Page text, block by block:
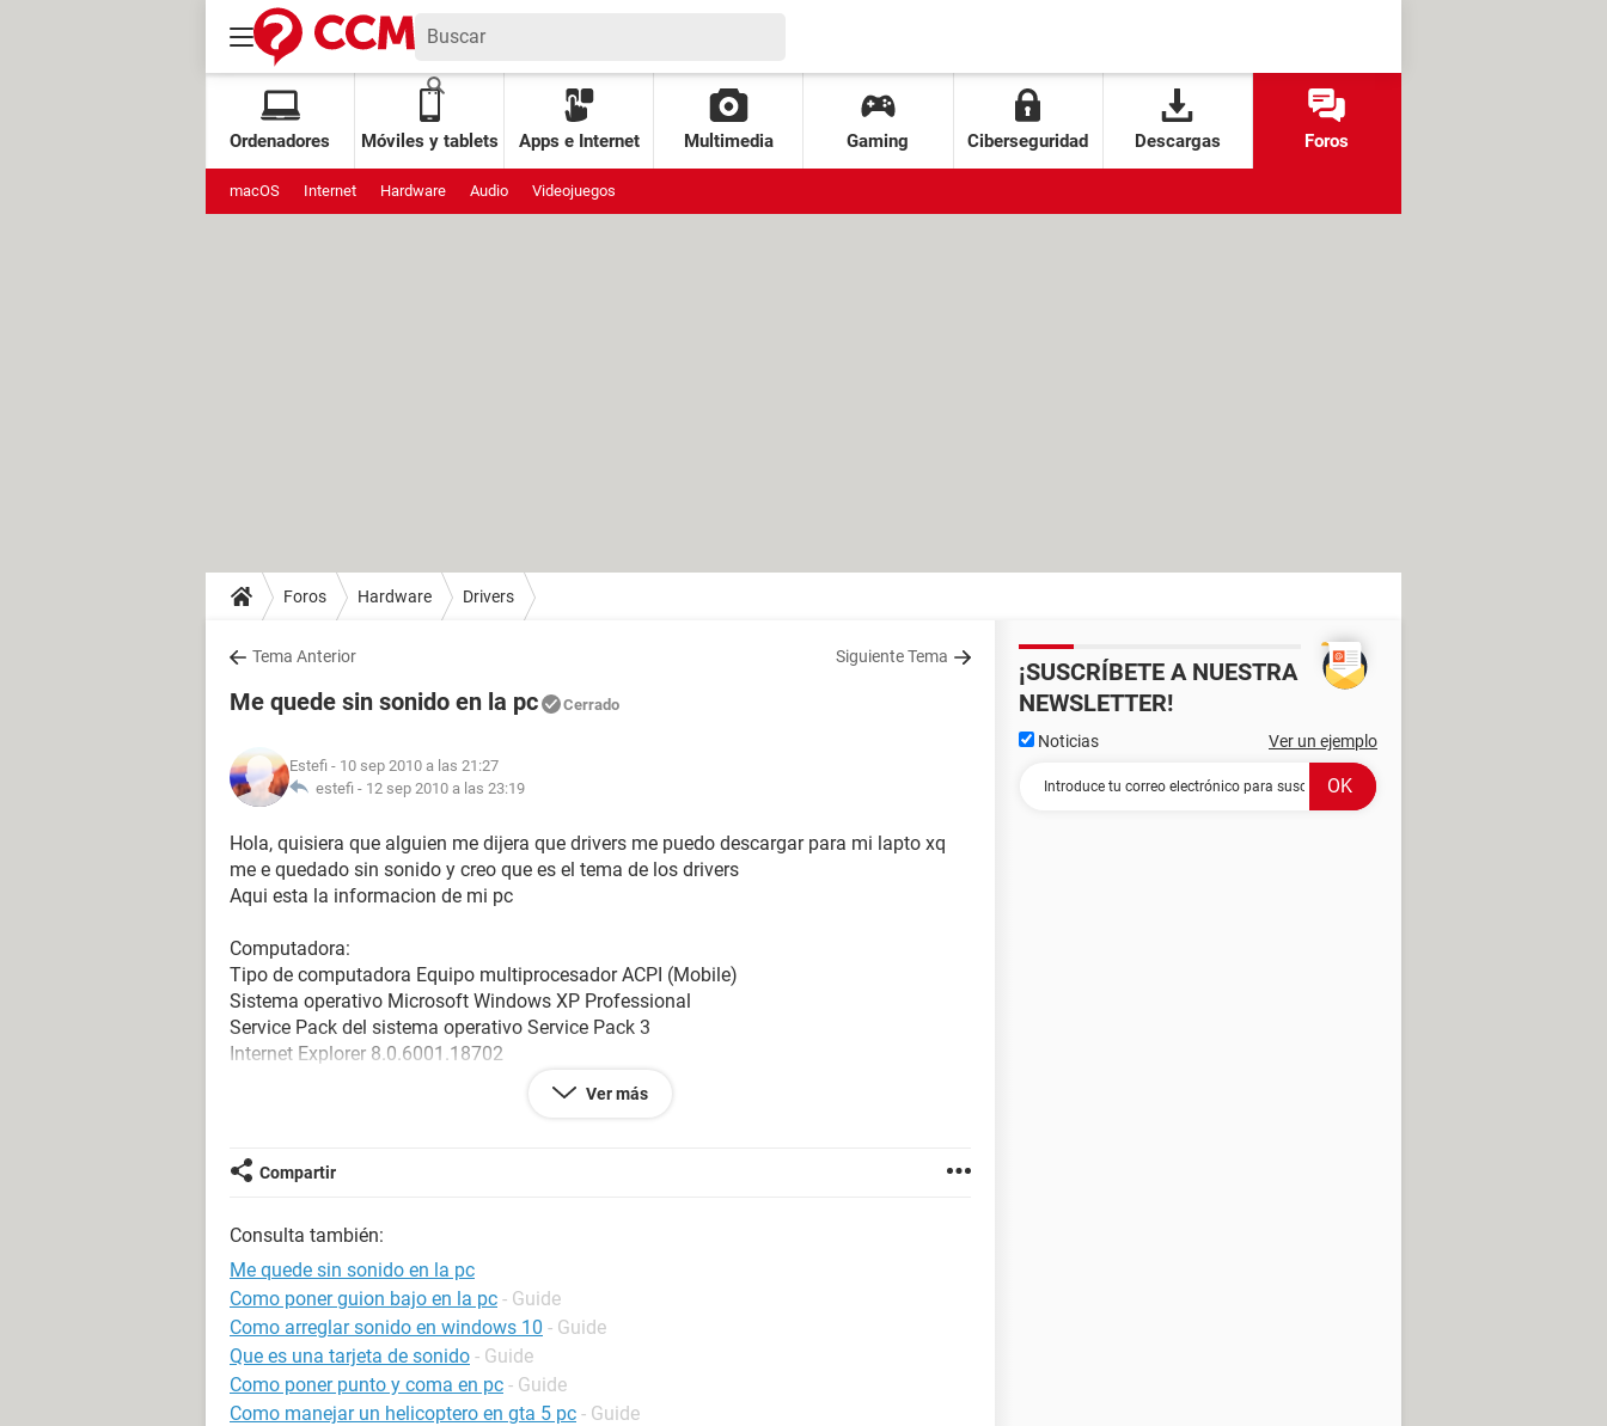
Ordenadores Móviles y tablets Apps e Internet Multimedia Gaming Ciberseguridad Descargas Foros
macOS Internet Hardware Audio Videojuegos
Foros Hardware Drivers
Tema Anterior Siguiente Tema
Me quede sin sonido en la pc Cerrado
Estefi - 10 sep 2010 a las 21:27
estefi - 12 sep 2010 a las 23:19
Hola, quisiera que alguien me dijera que drivers me puedo descargar para mi lapto xq
me e quedado sin sonido y creo que es el tema de los drivers
Aqui esta la informacion de mi pc
Computadora:
Tipo de computadora Equipo multiprocesador ACPI (Mobile)
Sistema operativo Microsoft Windows XP Professional
Service Pack del sistema operativo Service Pack 3
Internet Explorer 8.0.6001.18702
GRACIAS
Ver más
Compartir
Consulta también:
Me quede sin sonido en la pc
Como poner guion bajo en la pc - Guide
Como arreglar sonido en windows 10 - Guide
Que es una tarjeta de sonido - Guide
Como poner punto y coma en pc - Guide
Como manejar un helicoptero en gta 5 pc - Guide
¡SUSCRÍBETE A NUESTRA
NEWSLETTER!
Noticias Ver un ejemplo